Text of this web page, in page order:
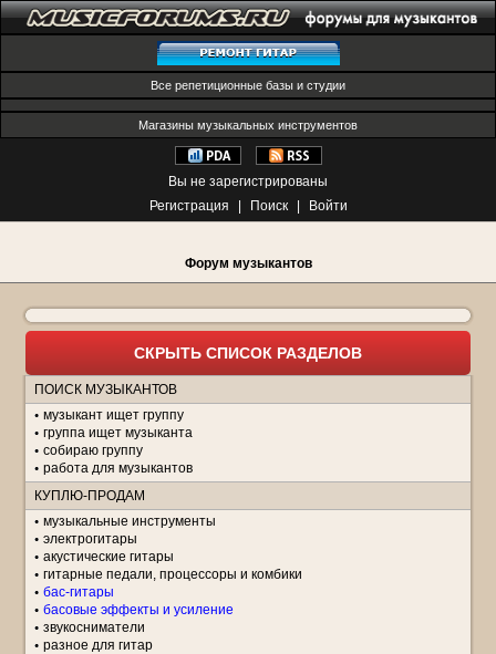
Все репетиционные базы и студии
Магазины музыкальных инструментов
Вы не зарегистрированы
Регистрация
Поиск Войти
Форум музыкантов
СКРЫТЬ СПИСОК РАЗДЕЛОВ
ПОИСК МУЗЫКАНТОВ
музыкант ищет группу
группа ищет музыканта
собираю группу
работа для музыкантов
КУПЛЮ-ПРОДАМ
музыкальные инструменты
электрогитары
акустические гитары
гитарные педали, процессоры и комбики
бас-гитары
басовые эффекты и усиление
звукосниматели
разное для гитар